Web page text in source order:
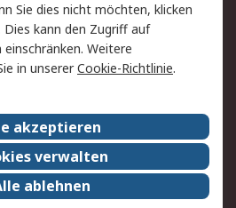
Zahlungsbedingungen
Webseite Konditionen
RS weltweit
Nachhaltigkeit
Presse-Center
Sie dies nicht möchten, klicken
Dies kann den Zugriff auf
Weitere
in unsererCookie-Richtlinie.
akzeptieren
verwalten
ablehnen